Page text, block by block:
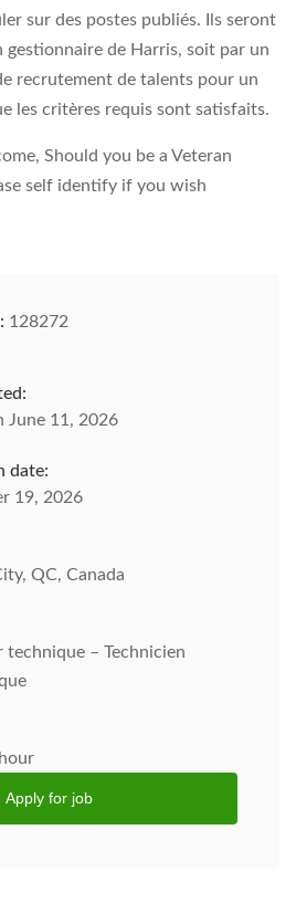
sur des postes publiés. Ils seront
de Harris, soit par un
recrutement de talents pour un
les critères requis sont satisfaits.
Should you be a Veteran
self identify if you wish
128272
June 11, 2026
date:
19, 2026
QC, Canada
technique – Technicien
Apply for job